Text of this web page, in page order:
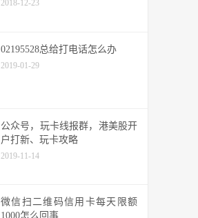
2018-12-23
02195528总给打电话怎么办
2019-01-29
公众号，玩卡线报群，港美股开
户打新、玩卡攻略
2019-11-14
微信扫二维码信用卡每天限额
1000怎么回事